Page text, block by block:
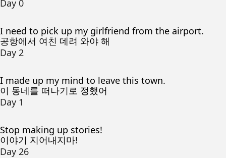
Day 0
I need to pick up my girlfriend from the airport.
공항에서 여친 데려 와야 해
Day 2
I made up my mind to leave this town.
이 동네를 떠나기로 정했어
Day 1
Stop making up stories!
이야기 지어내지마!
Day 26